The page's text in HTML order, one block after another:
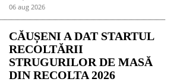
06 aug 2026
CĂUȘENI A DAT STARTUL
RECOLTĂRII
STRUGURILOR DE MASĂ
DIN RECOLTA 2026